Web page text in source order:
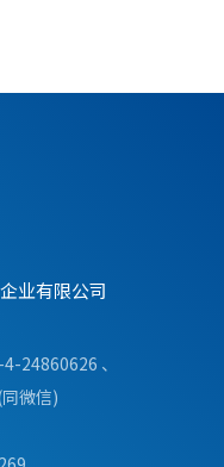
业有限公司
4-24860626 、
微信)